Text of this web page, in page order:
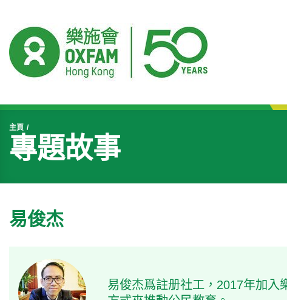
開始主要內容
主頁
專題故事
易俊杰
易俊杰爲註册社工，2017年加入